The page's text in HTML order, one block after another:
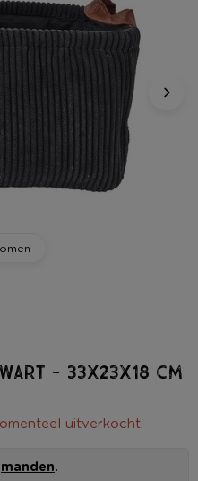
- 33x23x18 cm
uitverkocht.
manden.